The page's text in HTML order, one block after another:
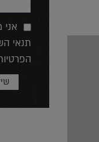
תנאי